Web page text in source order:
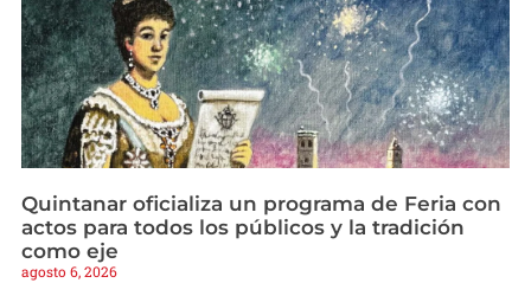
Quintanar oficializa un programa de Feria con
actos para todos los públicos y la tradición
como eje
agosto 6, 2026